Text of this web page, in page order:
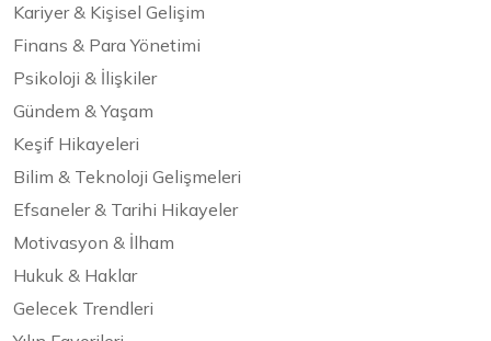
Kariyer & Kişisel Gelişim
Finans & Para Yönetimi
Psikoloji & İlişkiler
Gündem & Yaşam
Keşif Hikayeleri
Bilim & Teknoloji Gelişmeleri
Efsaneler & Tarihi Hikayeler
Motivasyon & İlham
Hukuk & Haklar
Gelecek Trendleri